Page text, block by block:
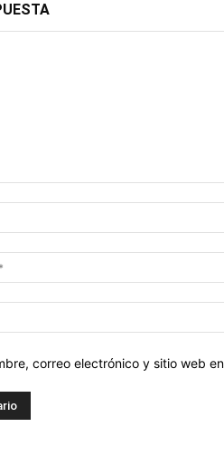
correo electrónico y sitio web